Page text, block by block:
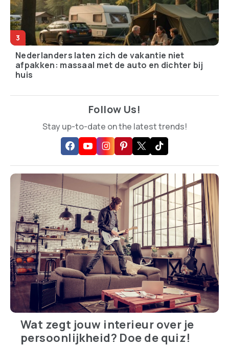
Nederlanders laten zich de vakantie niet
afpakken: massaal met de auto en dichter bij
huis
Follow Us!
Stay up-to-date on the latest trends!
Wat zegt jouw interieur over je
persoonlijkheid? Doe de quiz!